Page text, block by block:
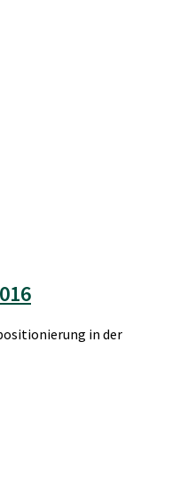
in der